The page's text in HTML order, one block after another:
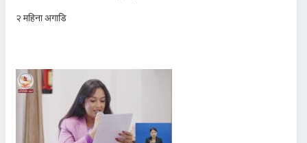
२ महिना अगाडि